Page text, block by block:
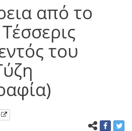
από το
του